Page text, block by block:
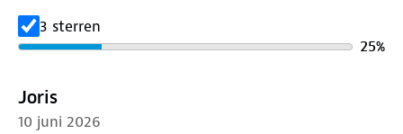
3 sterren
25%
Joris
10 juni 2026